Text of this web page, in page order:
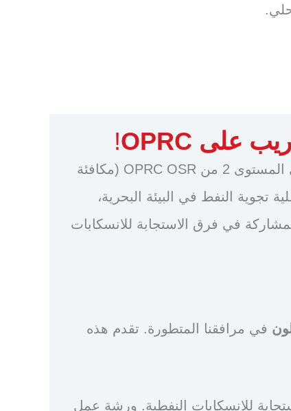
!
ستقدم شركة Elastec دورة تدريبية على المستوى 2 من OPRC OSR (مكافئة
النفط في البيئة البحرية،
في فرق الاستجابة للانسكابات
في مرافقنا المتطورة. تقدم هذه
للانسكابات النفطية. ورشة عمل